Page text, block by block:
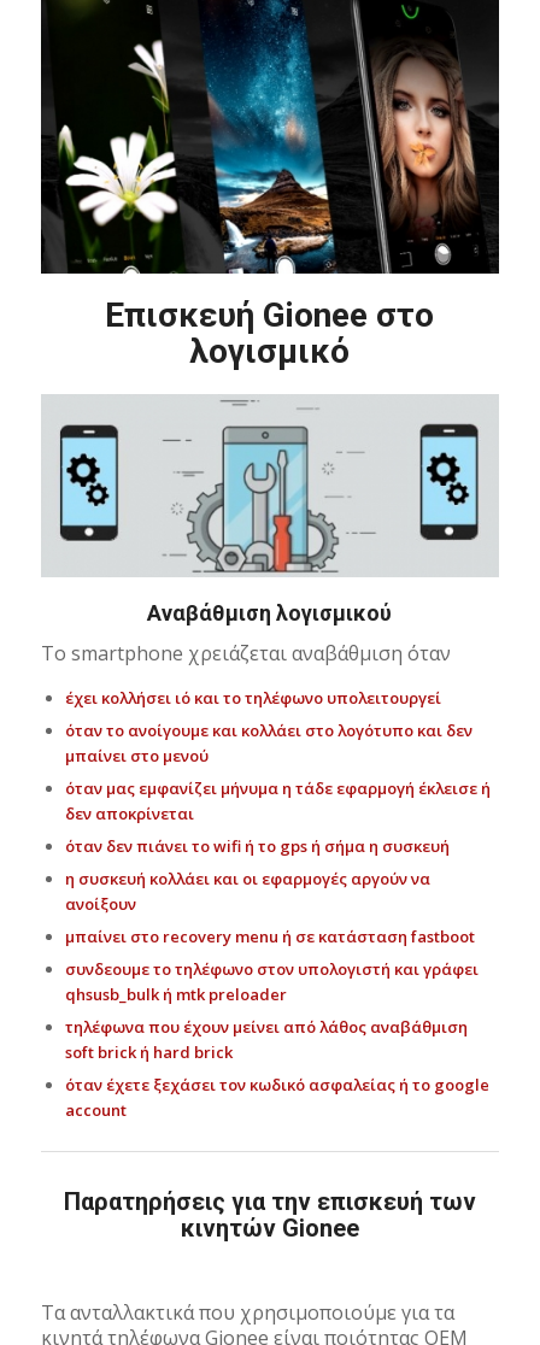
Επισκευή Gionee στο
λογισμικό
Αναβάθμιση λογισμικού
Το smartphone χρειάζεται αναβάθμιση όταν
έχει κολλήσει ιό και το τηλέφωνο υπολειτουργεί
όταν το ανοίγουμε και κολλάει στο λογότυπο και δεν
μπαίνει στο μενού
όταν μας εμφανίζει μήνυμα η τάδε εφαρμογή έκλεισε ή
δεν αποκρίνεται
όταν δεν πιάνει το wifi ή το gps ή σήμα η συσκευή
η συσκευή κολλάει και οι εφαρμογές αργούν να
ανοίξουν
μπαίνει στο recovery menu ή σε κατάσταση fastboot
συνδεουμε το τηλέφωνο στον υπολογιστή και γράφει
qhsusb_bulk ή mtk preloader
τηλέφωνα που έχουν μείνει από λάθος αναβάθμιση
soft brick ή hard brick
όταν έχετε ξεχάσει τον κωδικό ασφαλείας ή το google
account
Παρατηρήσεις για την επισκευή των
κινητών Gionee
Τα ανταλλακτικά που χρησιμοποιούμε για τα
κινητά τηλέφωνα Gionee είναι ποιότητας OEM